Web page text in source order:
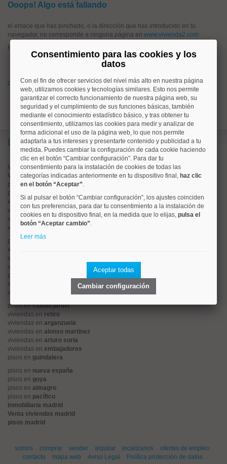
Ooops! Algo está fallando
el enlace que has pinchado, o la dirección que has introducido en tu
navegador, no corresponde a ninguna página en www.vivienda2.com
Esto puede haber ocurrido porque:
has pinchado un enlace antiguo que hoy no corresponde a ningún
prueba a buscar lo que quieres desde la página de inicio de vivienda2.com
Lo más buscado
Valorar vivienda online
Vender piso
pisos en chamberí
pisos en
viviendas enargüelles
viviendas entetuán
viviendas encuatro caminos
viviendas en chamartín
pisos en rios rosas
viviendas en
viviendas en
viviendas en
pisos en
viviendas en
viviendas en
pisos enciudad jardín
viviendas en retiro
viviendas en arganzuela
viviendas en alonso martinez
viviendas en arturo soria
viviendas en embajadores
pisos en guindalera
pisos en nueva españa
pisos en goya
pisos en almagro
pisos en pacífico
inmobiliaria madrid
Venta viviendas madrid
pisos madrid
somos comprar vender alquilar localízanos
ofertas de empleo
contacto
mapa web Aviso Legal Política protección de datos
Consentimiento para las cookies y los
datos
Con el fin de ofrecer servicios del nivel más alto en nuestra página
web, utilizamos cookies y tecnologías similares. Esto nos permite
garantizar el correcto funcionamiento de nuestra página web, su
seguridad y el cumplimiento de sus funciones básicas, también
mediante el conocimiento estadístico básico, y tras obtener tu
consentimiento, utilizamos las cookies para medir y analizar de
forma adicional el uso de la página web, lo que nos permite
adaptarla a tus intereses y presentarte contenido y publicidad a tu
medida. Puedes cambiar la configuración de cada cookie haciendo
clic en el botón “Cambiar configuración”. Para dar tu
consentimiento para la instalación de cookies de todas las
categorías indicadas anteriormente en tu dispositivo final, haz clic
en el botón “Aceptar”.
Si al pulsar el botón “Cambiar configuración”, los ajustes coinciden
con tus preferencias, para dar tu consentimiento a la instalación de
cookies en tu dispositivo final, en la medida que lo elijas, pulsa el
botón “Aceptar cambio”.
Leer más
Aceptar todas
Cambiar configuración